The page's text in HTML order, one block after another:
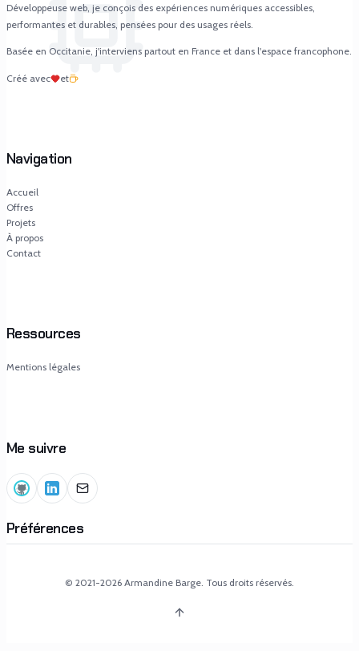
Développeuse web, je conçois des expériences numériques accessibles,
performantes et durables, pensées pour des usages réels.
Basée en Occitanie, j'interviens partout en France et dans l'espace francophone.
Créé avec et
Navigation
Accueil
Offres
Projets
À propos
Contact
Ressources
Mentions légales
Me suivre
Préférences
© 2021-2026 Armandine Barge. Tous droits réservés.